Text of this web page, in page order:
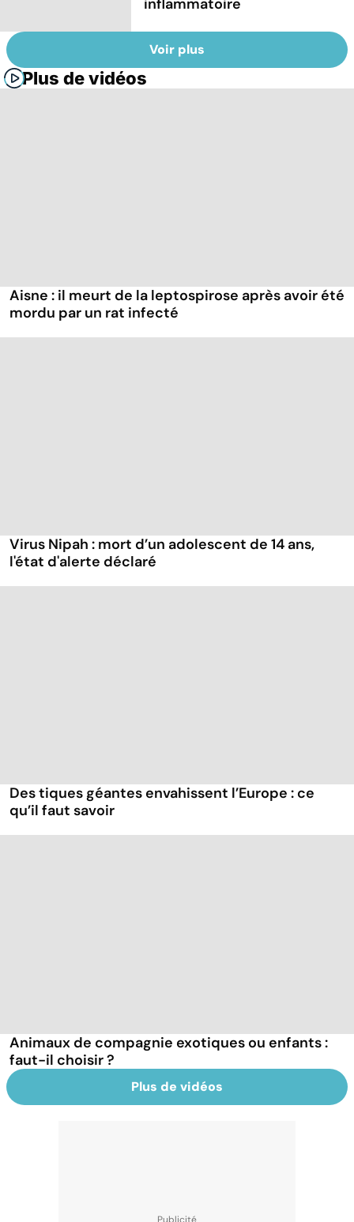
Voir plus
Plus de vidéos
Aisne : il meurt de la leptospirose après avoir été
mordu par un rat infecté
Virus Nipah : mort d’un adolescent de 14 ans,
l'état d'alerte déclaré
Des tiques géantes envahissent l’Europe : ce
qu’il faut savoir
Animaux de compagnie exotiques ou enfants :
faut-il choisir ?
Plus de vidéos